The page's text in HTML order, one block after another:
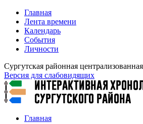
Главная
Лента времени
Календарь
События
Личности
Сургутская районная
Версия для слабовидящих
Главная